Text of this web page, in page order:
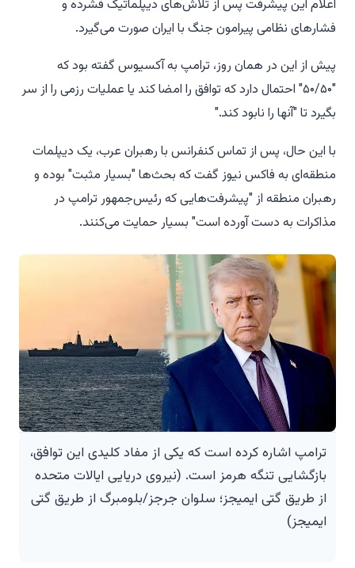
اعلام این پیشرفت پس از تلاش‌های دیپلماتیک فشرده و
فشارهای نظامی پیرامون جنگ با ایران صورت می‌گیرد.
پیش از این در همان روز، ترامپ به آکسیوس گفته بود که
"۵۰/۵۰" احتمال دارد که توافق را امضا کند یا عملیات رزمی را از سر
بگیرد تا "آنها را نابود کند."
با این حال، پس از تماس کنفرانس با رهبران عرب، یک دیپلمات
منطقه‌ای به فاکس نیوز گفت که بحث‌ها "بسیار مثبت" بوده و
رهبران منطقه از "پیشرفت‌هایی که رئیس‌جمهور ترامپ در
مذاکرات به دست آورده است" بسیار حمایت می‌کنند.
ترامپ اشاره کرده است که یکی از مفاد کلیدی این توافق،
بازگشایی تنگه هرمز است. (نیروی دریایی ایالات متحده
از طریق گتی ایمیجز؛ سلوان جرجز/بلومبرگ از طریق گتی
ایمیجز)